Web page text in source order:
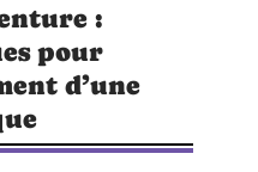
:
pour
d’une